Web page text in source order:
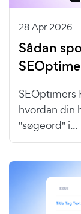
28 Apr 2026
Sådan
SEOptimers
hvordan din
"søgeord" i...